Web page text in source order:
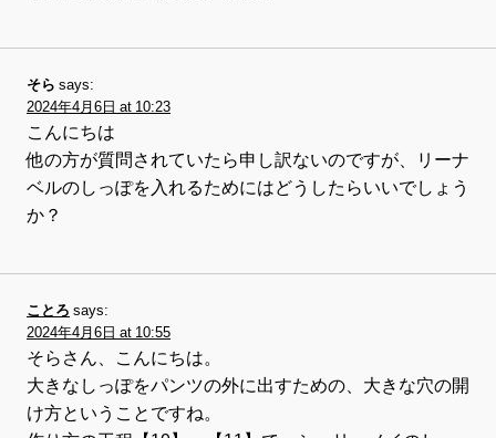
そら says:
2024年4月6日 at 10:23
こんにちは
他の方が質問されていたら申し訳ないのですが、リーナ
ベルのしっぽを入れるためにはどうしたらいいでしょう
か？
ことろ says:
2024年4月6日 at 10:55
そらさん、こんにちは。
大きなしっぽをパンツの外に出すための、大きな穴の開
け方ということですね。